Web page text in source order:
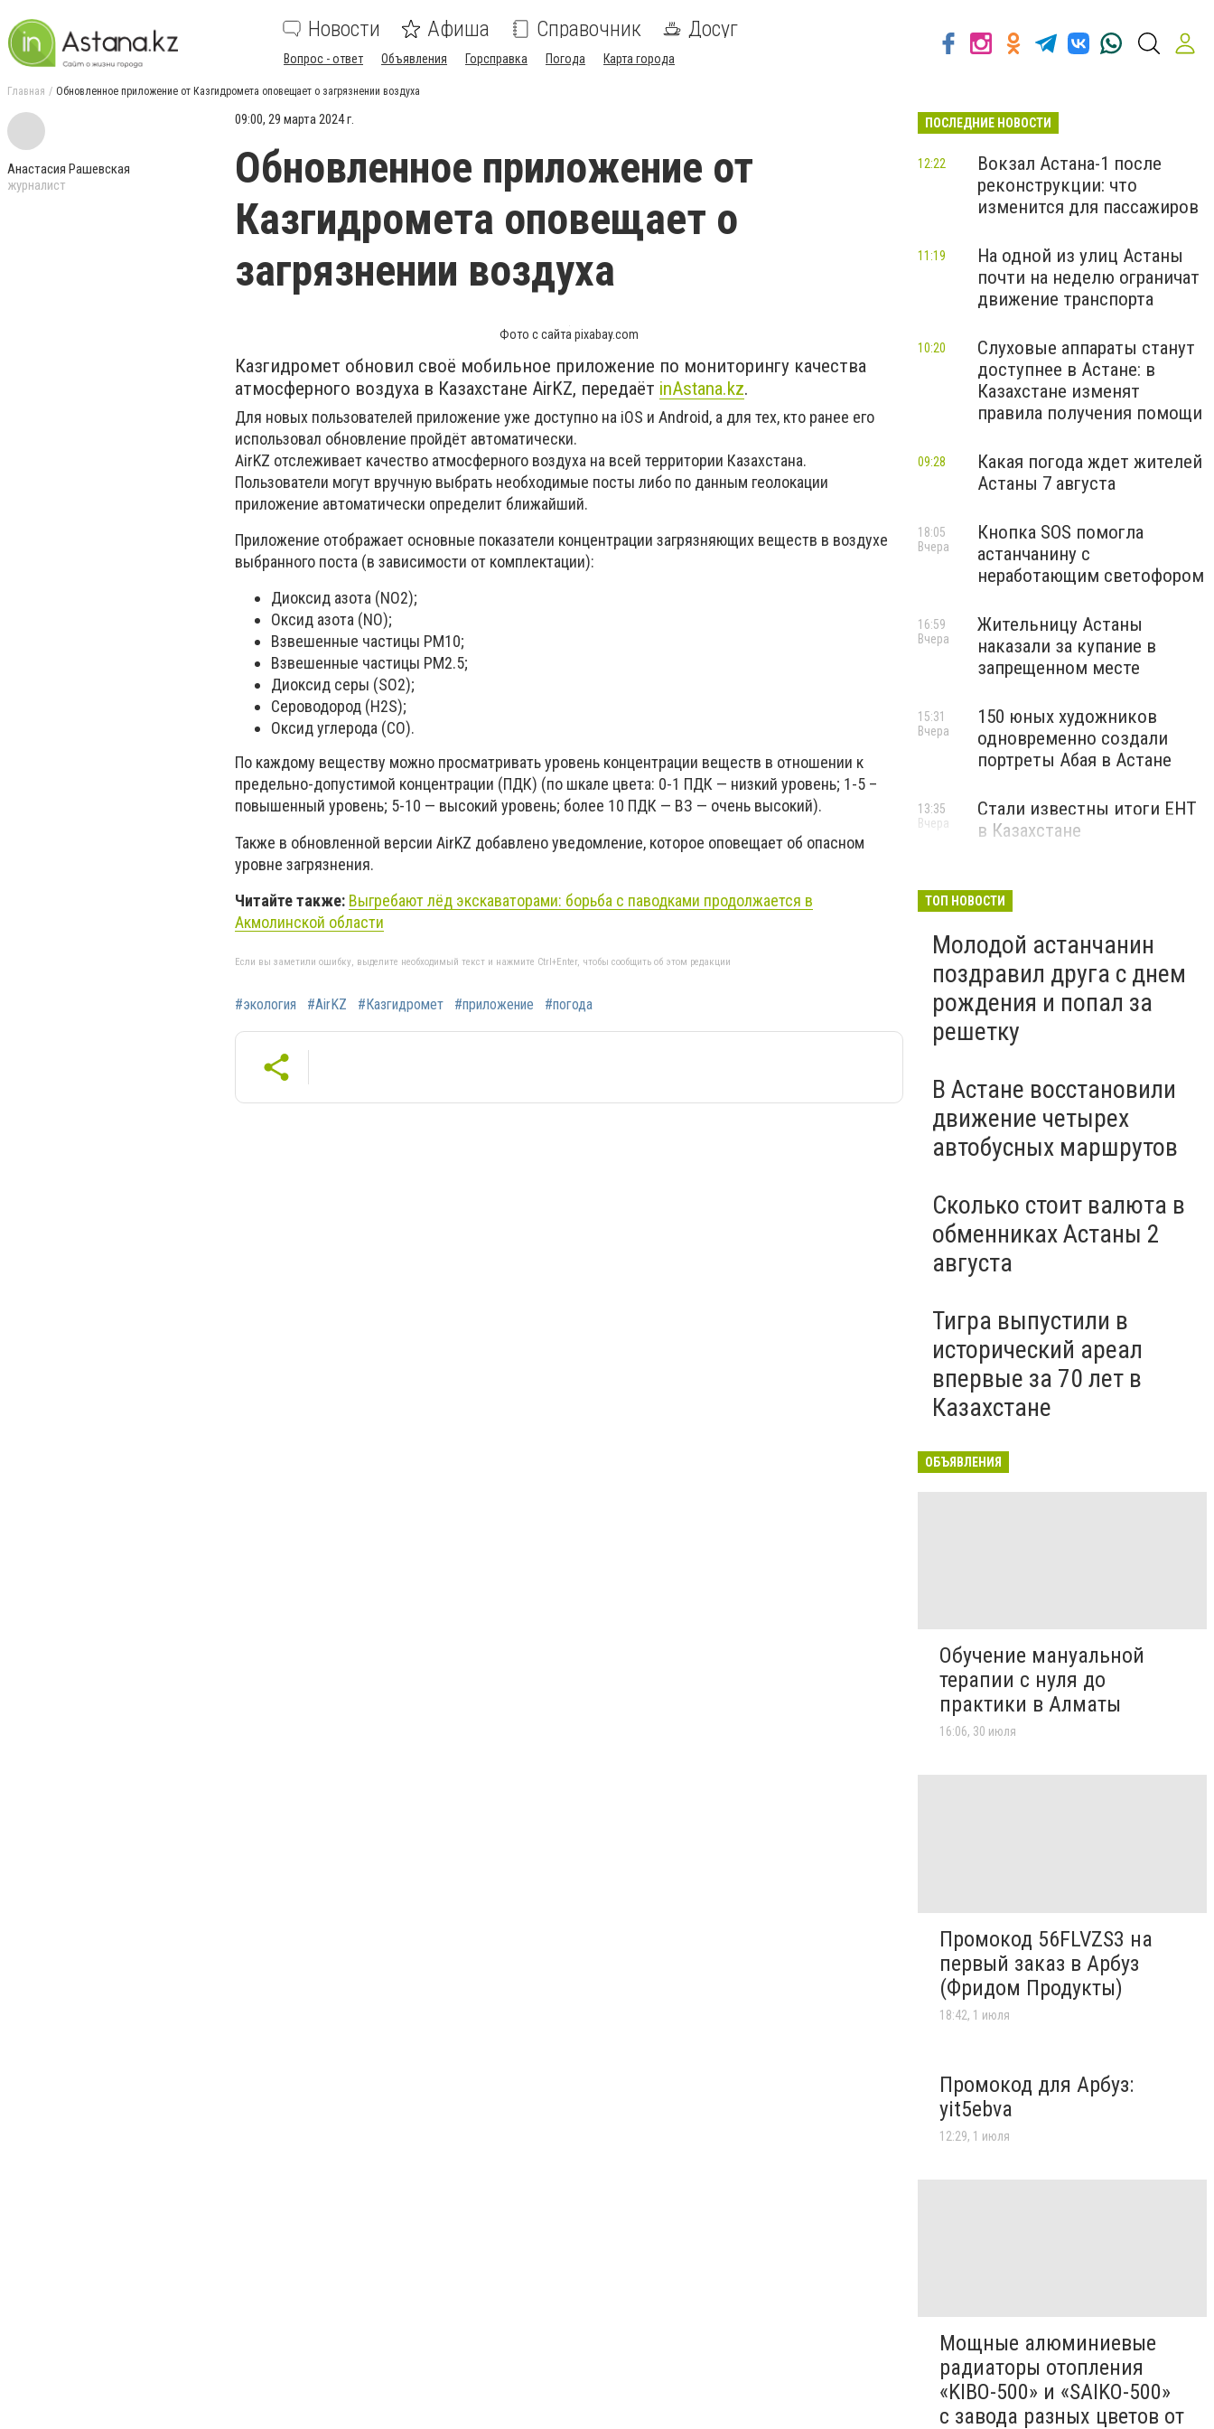
Новости Афиша Справочник Досуг
Вопрос - ответ Объявления Горсправка Погода Карта города
Главная Обновленное приложение от Казгидромета оповещает о загрязнении воздуха
Анастасия Рашевская
журналист
09:00, 29 марта 2024 г.
Обновленное приложение от
Казгидромета оповещает о
загрязнении воздуха
Фото с сайта pixabay.com
Казгидромет обновил своё мобильное приложение по мониторингу качества
атмосферного воздуха в Казахстане AirKZ, передаёт inАstana.kz.
Для новых пользователей приложение уже доступно на iOS и Android, а для тех, кто ранее его
использовал обновление пройдёт автоматически.
AirKZ отслеживает качество атмосферного воздуха на всей территории Казахстана.
Пользователи могут вручную выбрать необходимые посты либо по данным геолокации
приложение автоматически определит ближайший.
Приложение отображает основные показатели концентрации загрязняющих веществ в воздухе
выбранного поста (в зависимости от комплектации):
Диоксид азота (NO2);
Оксид азота (NO);
Взвешенные частицы РМ10;
Взвешенные частицы РМ2.5;
Диоксид серы (SO2);
Сероводород (H2S);
Оксид углерода (CO).
По каждому веществу можно просматривать уровень концентрации веществ в отношении к
предельно-допустимой концентрации (ПДК) (по шкале цвета: 0-1 ПДК — низкий уровень; 1-5 –
повышенный уровень; 5-10 — высокий уровень; более 10 ПДК — ВЗ — очень высокий).
Также в обновленной версии AirKZ добавлено уведомление, которое оповещает об опасном
уровне загрязнения.
Читайте также: Выгребают лёд экскаваторами: борьба с паводками продолжается в
Акмолинской области
Если вы заметили ошибку, выделите необходимый текст и нажмите Ctrl+Enter, чтобы сообщить об этом редакции
#экология #AirKZ #Казгидромет #приложение #погода
ПОСЛЕДНИЕ НОВОСТИ
Вокзал Астана-1 после
реконструкции: что
изменится для пассажиров
12:22
На одной из улиц Астаны
почти на неделю ограничат
движение транспорта
11:19
Слуховые аппараты станут
доступнее в Астане: в
Казахстане изменят
правила получения помощи
10:20
Какая погода ждет жителей
Астаны 7 августа
09:28
Кнопка SOS помогла
астанчанину с
неработающим светофором
18:05
Вчера
Жительницу Астаны
наказали за купание в
запрещенном месте
16:59
Вчера
150 юных художников
одновременно создали
портреты Абая в Астане
15:31
Вчера
Стали известны итоги ЕНТ
в Казахстане
13:35
Вчера
ТОП НОВОСТИ
Молодой астанчанин
поздравил друга с днем
рождения и попал за
решетку
В Астане восстановили
движение четырех
автобусных маршрутов
Сколько стоит валюта в
обменниках Астаны 2
августа
Тигра выпустили в
исторический ареал
впервые за 70 лет в
Казахстане
ОБЪЯВЛЕНИЯ
Обучение мануальной
терапии с нуля до
практики в Алматы
16:06, 30 июля
Промокод 56FLVZS3 на
первый заказ в Арбуз
(Фридом Продукты)
18:42, 1 июля
Промокод для Арбуз:
yit5ebva
12:29, 1 июля
Мощные алюминиевые
радиаторы отопления
«KIBO-500» и «SAIKO-500»
с завода разных цветов от